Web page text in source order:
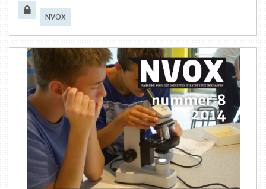
NVOX